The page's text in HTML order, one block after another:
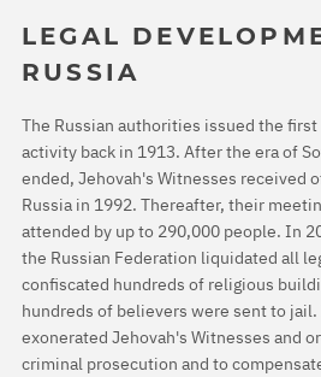
LEGAL
RUSSIA
The Russian authorities issued the
activity back in 1913. After the era of
ended, Jehovah's Witnesses received
Russia in 1992. Thereafter, their
attended by up to 290,000 people. In
the Russian Federation liquidated all
confiscated hundreds of religious
hundreds of believers were sent to jail.
exonerated Jehovah's Witnesses and
criminal prosecution and to